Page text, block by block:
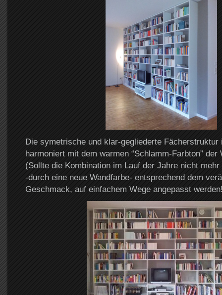
Die symetrische und klar-gegliederte Fächerstruktur
harmoniert mit dem warmen “Schlamm-Farbton” der
(Sollte die Kombination im Lauf der Jahre nicht
-durch eine neue Wandfarbe- entsprechend dem
Geschmack, auf einfachem Wege angepasst